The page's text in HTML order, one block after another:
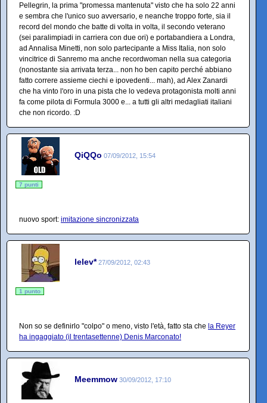
Pellegrin, la prima "promessa mantenuta" visto che ha solo 22 anni
e sembra che l'unico suo avversario, e neanche troppo forte, sia il
record del mondo che batte di volta in volta, il secondo veterano
(sei paralimpiadi in carriera con due ori) e portabandiera a Londra,
ad Annalisa Minetti, non solo partecipante a Miss Italia, non solo
vincitrice di Sanremo ma anche recordwoman nella sua categoria
(nonostante sia arrivata terza... non ho ben capito perché abbiano
fatto correre assieme ciechi e ipovedenti... mah), ad Alex Zanardi
che ha vinto l'oro in una pista che lo vedeva protagonista molti anni
fa come pilota di Formula 3000 e... a tutti gli altri medagliati italiani
che non ricordo. :D
QiQQo 07/09/2012, 15:54
7 punti
nuovo sport: imitazione sincronizzata
lelev* 27/09/2012, 02:43
1 punto
Non so se definirlo "colpo" o meno, visto l'età, fatto sta che la Reyer
ha ingaggiato (il trentasettenne) Denis Marconato!
Meemmow 30/09/2012, 17:10